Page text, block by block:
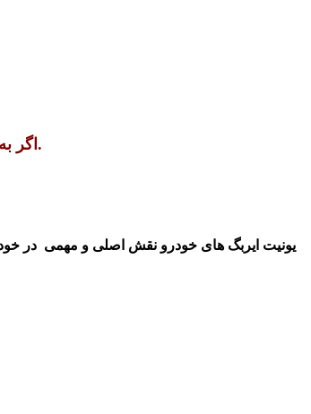
اگر به دنبال قطعات خودروهای جک ، لیفان ، برلیانس ، ولکس و جک تی 8 همین حالا با ما تماس بگیرید.
یونیت ایربگ های خودرو نقش اصلی و مهمی در